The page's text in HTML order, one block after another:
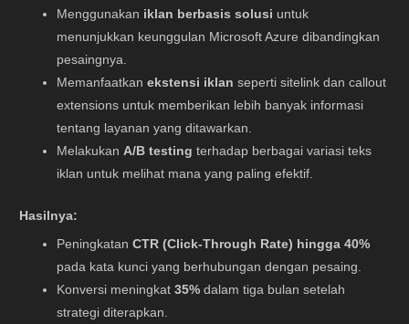
Menggunakan iklan berbasis solusi untuk
menunjukkan keunggulan Microsoft Azure dibandingkan
pesaingnya.
Memanfaatkanekstensi iklan seperti sitelink dan callout
extensions untuk memberikan lebih banyak informasi
tentang layanan yang ditawarkan.
MelakukanA/B testing terhadap berbagai variasi teks
iklan untuk melihat mana yang paling efektif.
Hasilnya:
PeningkatanCTR (Click-Through Rate) hingga 40%
pada kata kunci yang berhubungan dengan pesaing.
Konversi meningkat35% dalam tiga bulan setelah
strategi diterapkan.